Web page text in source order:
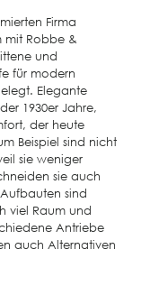
Firma
mit Robbe &
und
für modern
Elegante
1930er Jahre,
der heute
Beispiel sind nicht
sie weniger
sie auch
sind
viel Raum und
Antriebe
auch Alternativen